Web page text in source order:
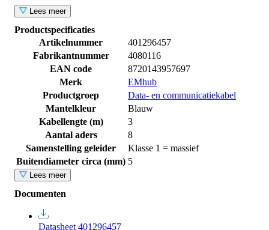
Lees meer
Productspecificaties
Artikelnummer
401296457
Fabrikantnummer
4080116
EAN code
8720143957697
Merk
EMhub
Productgroep
Data- en communicatiekabel
Mantelkleur
Blauw
Kabellengte (m)
3
Aantal aders
8
Samenstelling geleider
Klasse 1 = massief
Buitendiameter circa (mm) 5
Lees meer
Documenten
Datasheet 401296457